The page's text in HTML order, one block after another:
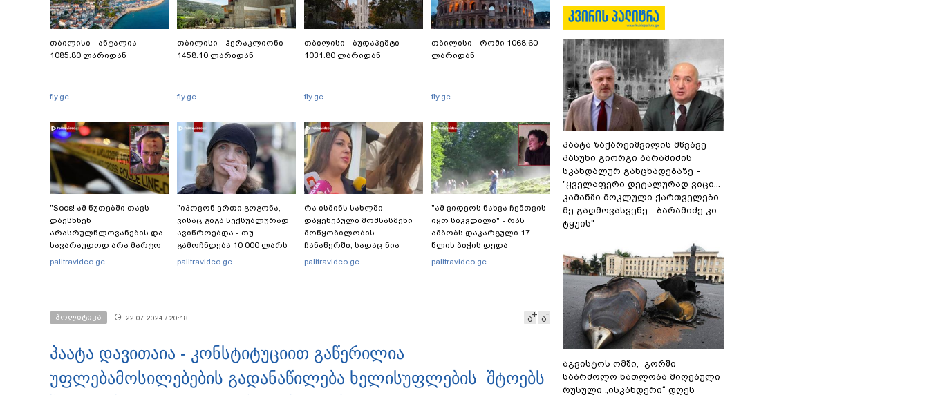
თბილისი - ანტალია
1085.80 ლარიდან
fly.ge
თბილისი - ჰერაკლიონი
1458.10 ლარიდან
fly.ge
თბილისი - ბუდაპეშტი
1031.80 ლარიდან
fly.ge
თბილისი - რომი 1068.60
ლარიდან
fly.ge
"Soos! ამ წუთებში თავს
დაესხნენ
არასრულწლოვანების და
სავარაუდოდ არა მარტო
არასრულწლოვანების
palitravideo.ge
"იპოვონ ერთი გოგონა,
ვისაც გიგა სექსუალურად
ავიწროებდა - თუ
გამოჩნდება 10 000 ლარს
ოფიციალურად,
palitravideo.ge
რა ისმინს სახლში
დაყენებული მომსასმენი
მოწყობილობის
ჩანაწერში, სადაც ნია
იმნაძე მამას ესაუბრება?
palitravideo.ge
"ამ ვიდეოს ნახვა ჩემთვის
იყო სიკვდილი" - რას
ამბობს დაკარგული 17
წლის ბიჭის დედა
ვიდეოკადრებზე, სადაც
palitravideo.ge
პოლიტიკა 22.07.2024 / 20:18 ა ა
პაატა დავითაია - კონსტიტუციით გაწერილია
უფლებამოსილებების გადანაწილება ხელისუფლების შტოებს
პაატა ზაქარეიშვილის მწვავე
პასუხი გიორგი ბარამიძის
სკანდალურ განცხადებაზე -
"ყველაფერი დეტალურად ვიცი...
კამანში მოკლული ქართველები
მე გადმოვასვენე... ბარამიძე კი
ტყუის"
აგვისტოს ომში, გორში
საბრძოლო ნათლობა მიღებული
რუსული „ისკანდერი“ დღეს